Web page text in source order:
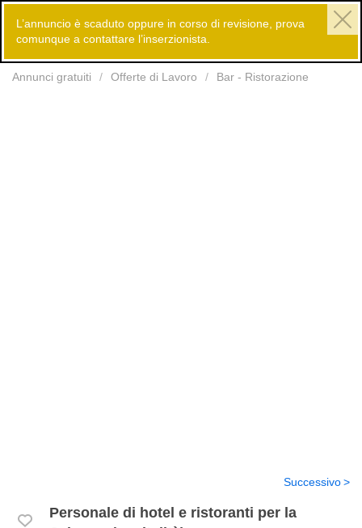
Annunci gratuiti Offerte di Lavoro Bar - Ristorazione
L’annuncio è scaduto oppure in corso di revisione, prova
comunque a contattare l’inserzionista.
Personale di hotel e ristoranti per la
Successivo